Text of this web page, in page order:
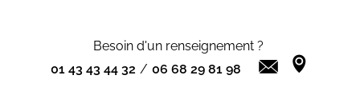
Besoin d'un renseignement ?
01 43 43 44 32 / 06 68 29 81 98